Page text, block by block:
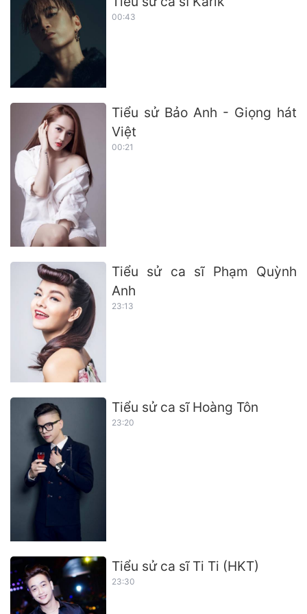
00:43
Tiểu sử Bảo Anh - Giọng hát
Việt
00:21
Tiểu sử ca sĩ Phạm Quỳnh
Anh
23:13
Tiểu sử ca sĩ Hoàng Tôn
23:20
Tiểu sử ca sĩ Ti Ti (HKT)
23:30